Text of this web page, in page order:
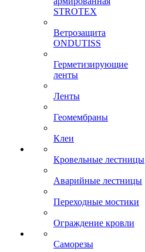
STROTEX
Ветрозащита
ONDUTISS
Герметизирующие
ленты
Ленты
Геомембраны
Клеи
Кровельные лестницы
Аварийные лестницы
Переходные мостики
Ограждение кровли
Саморезы